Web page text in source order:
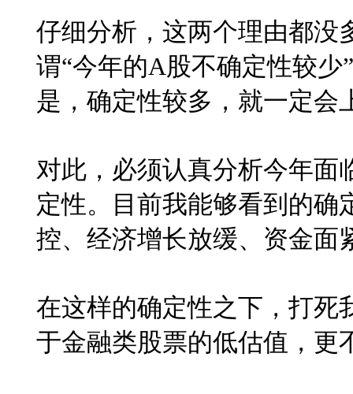
仔细分析，这两个理由都没
谓“今年的A股不确定性较少
是，确定性较多，就一定会
对此，必须认真分析今年面
定性。目前我能够看到的确
控、经济增长放缓、资金
在这样的确定性之下，打死
于金融类股票的低估值，更